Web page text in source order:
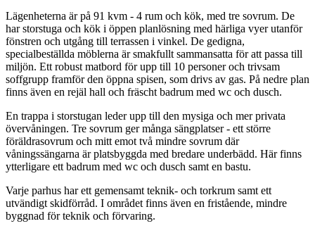
Lägenheterna är på 91 kvm - 4 rum och kök, med tre sovrum. De
har storstuga och kök i öppen planlösning med härliga vyer utanför
fönstren och utgång till terrassen i vinkel. De gedigna,
specialbeställda möblerna är smakfullt sammansatta för att passa till
miljön. Ett robust matbord för upp till 10 personer och trivsam
soffgrupp framför den öppna spisen, som drivs av gas. På nedre plan
finns även en rejäl hall och fräscht badrum med wc och dusch.
En trappa i storstugan leder upp till den mysiga och mer privata
övervåningen. Tre sovrum ger många sängplatser - ett större
föräldrasovrum och mitt emot två mindre sovrum där
våningssängarna är platsbyggda med bredare underbädd. Här finns
ytterligare ett badrum med wc och dusch samt en bastu.
Varje parhus har ett gemensamt teknik- och torkrum samt ett
utvändigt skidförråd. I området finns även en fristående, mindre
byggnad för teknik och förvaring.